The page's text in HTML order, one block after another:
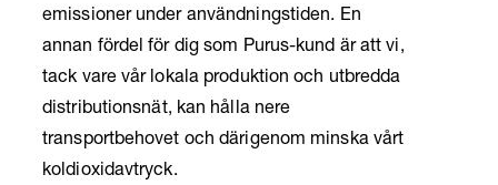
emissioner under användningstiden. En
annan fördel för dig som Purus-kund är att vi,
tack vare vår lokala produktion och utbredda
distributionsnät, kan hålla nere
transportbehovet och därigenom minska vårt
koldioxidavtryck.